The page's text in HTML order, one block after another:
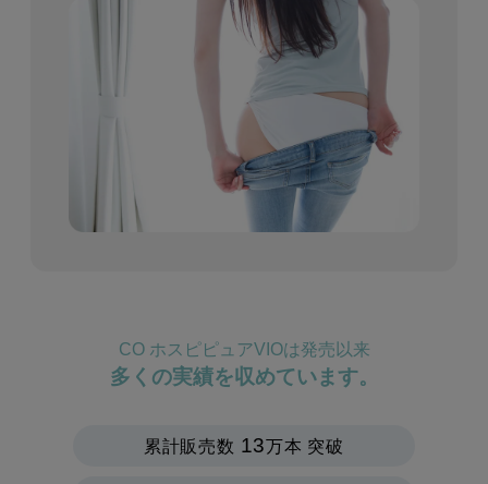
CO ホスピピュアVIOは発売以来
多くの実績を収めています。
累計販売数 13万本 突破